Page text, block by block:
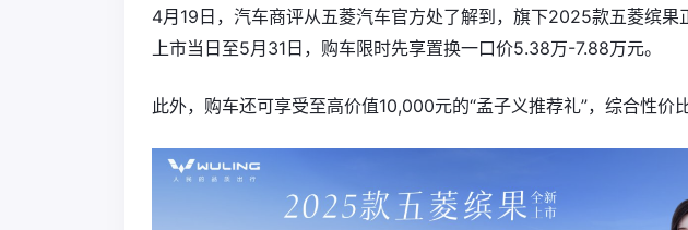
4月19日，汽车商评从五菱汽车官方处了解到，旗下2025款五菱缤果
上市当日至5月31日，购车限时先享置换一口价5.38万-7.88万元。
此外，购车还可享受至高价值10,000元的“孟子义推荐礼”，综合性价